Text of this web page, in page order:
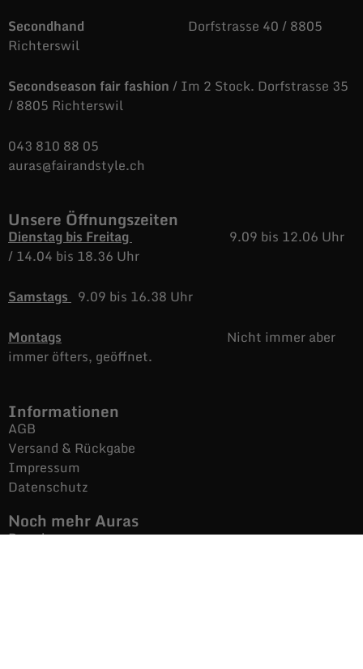
Secondhand Dorfstrasse 40 / 8805
Richterswil
Secondseason fair fashion/ Im 2 Stock. Dorfstrasse 35
/ 8805 Richterswil
043 810 88 05
auras@fairandstyle.ch
Unsere Öffnungszeiten
Dienstag bis Freitag
9.09 bis 12.06 Uhr
/14.04 bis 18.36 Uhr
Samstags 9.09 bis 16.38 Uhr
Montags
Nicht immer aber
immer öfters, geöffnet.
Informationen
AGB
Versand & Rückgabe
Impressum
Datenschutz
Noch mehr Auras
Brands